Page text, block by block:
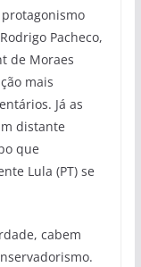
Pacheco,
de Moraes
mais
Já as
distante
que
Lula (PT) se
cabem